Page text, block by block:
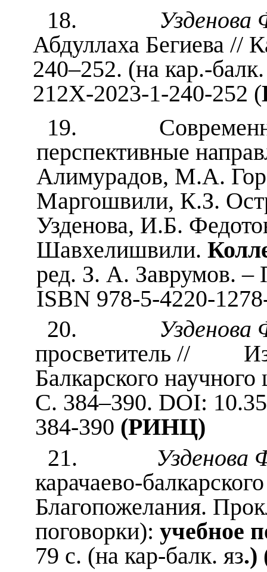
18.
Узденова
Абдуллаха Бегиева //
240–252. (на кар.-
212X-2023-1-240-252 (
19.
перспективные
Алимурадов, М.А.
Маргошвили, К.З.
Узденова, И.Б.
Шавхелишвили.
ред. З. А. Заврумов. –
ISBN 978-5-4220-
20.
Узденова
просветитель //
Балкарского
С. 384–390. DOI:
384-390 (РИНЦ)
21.
Узденова
карачаево-
Благопожелания.
поговорки):учебное
79 с. (на кар-балк. яз.)